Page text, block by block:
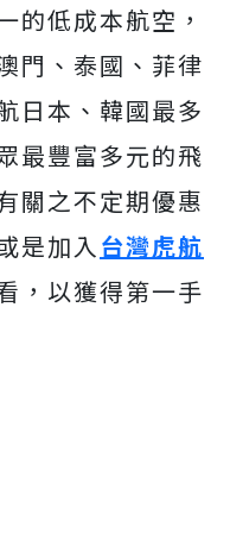
的低成本航空，
門、泰國、菲律
日本、韓國最多
最豐富多元的飛
關之不定期優惠
是加入台灣虎航
，以獲得第一手